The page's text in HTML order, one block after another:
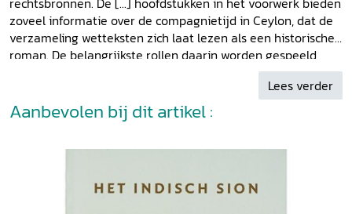
zoveel informatie over de compagnietijd in Ceylon, dat de
verzameling wetteksten zich laat lezen als een historische
roman. De belangrijkste rollen daarin worden gespeeld
door de compagniebestuurders, de ingezetenen van de
steden en door de plattelandsbevolking. Het is een roman
waarin juridische stukken uit de compagnietijd het leven in
de kustprovincies van Ceylon beschrijven.' L.J. Wagenaar
Lees verder
Aanbevolen bij dit artikel :